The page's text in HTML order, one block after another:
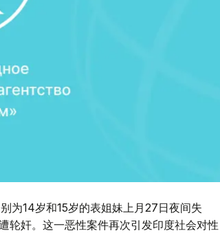
为14岁和15岁的表姐妹上月27日夜间失
轮奸。这一恶性案件再次引发印度社会对性